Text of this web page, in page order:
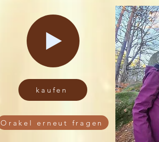
kaufen
Orakel erneut fragen